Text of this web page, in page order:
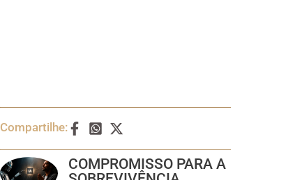
Compartilhe:
COMPROMISSO PARA A